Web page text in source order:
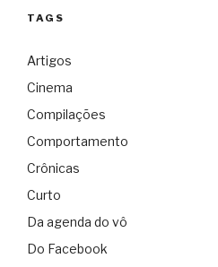
TAGS
Artigos
Cinema
Compilações
Comportamento
Crônicas
Curto
Da agenda do vô
Do Facebook